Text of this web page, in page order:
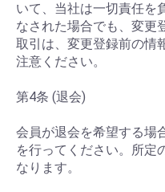
いて、当社は一切責任を
なされた場合でも、変更
取引は、変更登録前の情
注意ください。
第4条 (退会)
会員が退会を希望する場
を行ってください。所定
なります。